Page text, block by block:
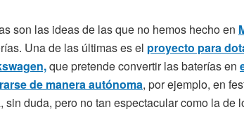
son las ideas de las que no hemos hecho en
Una de las últimas es el proyecto para
que pretende convertir las baterías en
de manera autónoma, por ejemplo, en
sin duda, pero no tan espectacular como la de